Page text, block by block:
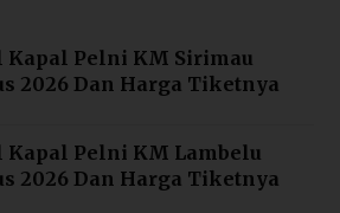
Kapal Pelni KM Sirimau
2026 Dan Harga Tiketnya
Kapal Pelni KM Lambelu
2026 Dan Harga Tiketnya